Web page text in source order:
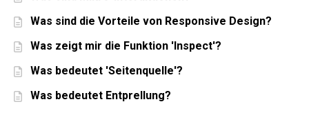
Was sind die Vorteile von Responsive Design?
Was zeigt mir die Funktion 'Inspect'?
Was bedeutet 'Seitenquelle'?
Was bedeutet Entprellung?